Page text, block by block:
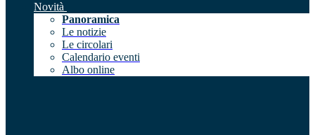
Novità
Panoramica
Le notizie
Le circolari
Calendario eventi
Albo online